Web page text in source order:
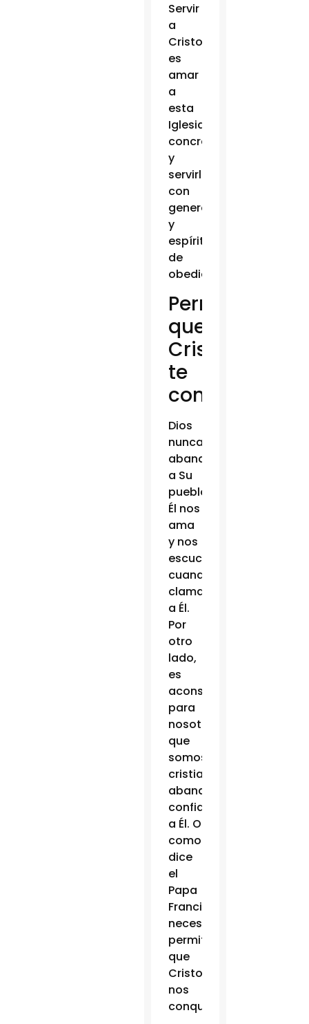
Servir
a
Cristo
es
amar
a
esta
Iglesia
concreta,
y
servirla
con
generosidad
y
espíritu
de
obediencia”.
Permitir
que
Cristo
te
conquiste
Dios
nunca
abandona
a Su
pueblo;
Él nos
ama
y nos
escucha
cuando
clamamos
a Él.
Por
otro
lado,
es
aconsejable
para
nosotros,
que
somos
cristianos,
abandonarnos
confiadamente
a Él. O
como
dice
el
Papa
Francisco,
necesitamos
permitir
que
Cristo
nos
conquiste.